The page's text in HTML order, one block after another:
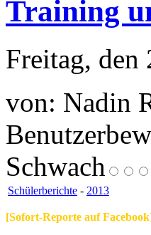
Training
Freitag, den
von: Nadin
Schwach
Schülerberichte - 2013
[Sofort-Reporte auf